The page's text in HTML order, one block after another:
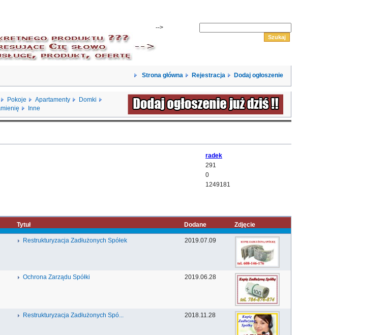
-->
Strona główna Rejestracja Dodaj ogłoszenie
Pokoje Apartamenty
Domki
Inne
radek
291
0
1249181
Tytuł Dodane Zdjęcie
Restrukturyzacja Zadłużonych Spółek 2019.07.09
Ochrona Zarządu Spółki 2019.06.28
Restrukturyzacja Zadłużonych Spó... 2018.11.28